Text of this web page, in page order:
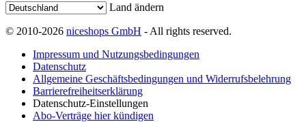
Land ändern
© 2010-2026 niceshops GmbH - All rights reserved.
Impressum und Nutzungsbedingungen
Datenschutz
Allgemeine Geschäftsbedingungen und Widerrufsbelehrung
Barrierefreiheitserklärung
Datenschutz-Einstellungen
Abo-Verträge hier kündigen